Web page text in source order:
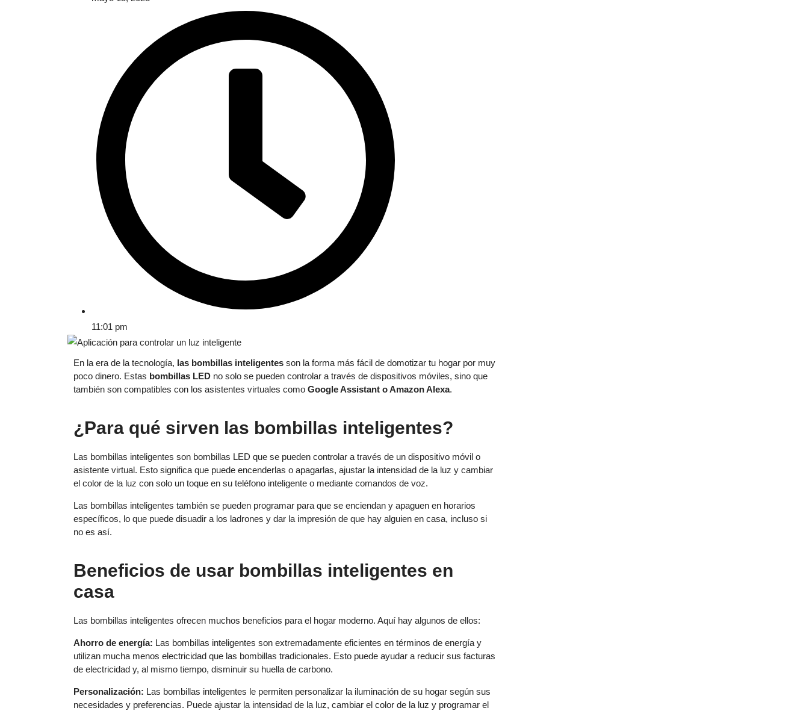
11:01 pm
En la era de la tecnología, las bombillas inteligentes son la forma más fácil de domotizar tu hogar por muy
poco dinero. Estas bombillas LED no solo se pueden controlar a través de dispositivos móviles, sino que
también son compatibles con los asistentes virtuales como Google Assistant o Amazon Alexa.
¿Para qué sirven las bombillas inteligentes?
Las bombillas inteligentes son bombillas LED que se pueden controlar a través de un dispositivo móvil o
asistente virtual. Esto significa que puede encenderlas o apagarlas, ajustar la intensidad de la luz y cambiar
el color de la luz con solo un toque en su teléfono inteligente o mediante comandos de voz.
Las bombillas inteligentes también se pueden programar para que se enciendan y apaguen en horarios
específicos, lo que puede disuadir a los ladrones y dar la impresión de que hay alguien en casa, incluso si
no es así.
Beneficios de usar bombillas inteligentes en
casa
Las bombillas inteligentes ofrecen muchos beneficios para el hogar moderno. Aquí hay algunos de ellos:
Ahorro de energía: Las bombillas inteligentes son extremadamente eficientes en términos de energía y
utilizan mucha menos electricidad que las bombillas tradicionales. Esto puede ayudar a reducir sus facturas
de electricidad y, al mismo tiempo, disminuir su huella de carbono.
Personalización: Las bombillas inteligentes le permiten personalizar la iluminación de su hogar según sus
necesidades y preferencias. Puede ajustar la intensidad de la luz, cambiar el color de la luz y programar el